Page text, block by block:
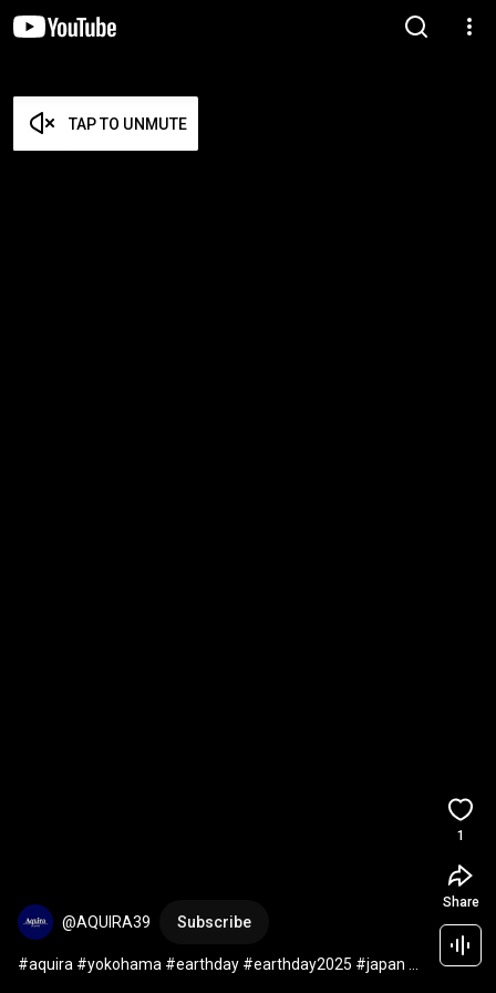
TAP TO UNMUTE
@AQUIRA39 Subscribe
#aquira #yokohama #earthday #earthday2025 #japan ＃
1
Share